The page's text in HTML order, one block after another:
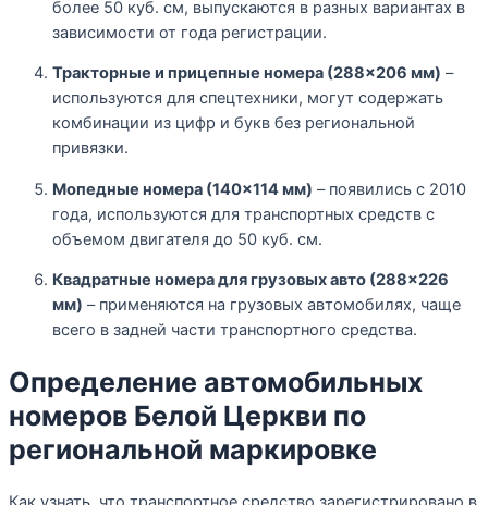
более 50 куб. см, выпускаются в разных вариантах в
зависимости от года регистрации.
Тракторные и прицепные номера (288×206 мм) –
используются для спецтехники, могут содержать
комбинации из цифр и букв без региональной
привязки.
Мопедные номера (140×114 мм) – появились с 2010
года, используются для транспортных средств с
объемом двигателя до 50 куб. см.
Квадратные номера для грузовых авто (288×226
мм) – применяются на грузовых автомобилях, чаще
всего в задней части транспортного средства.
Определение автомобильных
номеров Белой Церкви по
региональной маркировке